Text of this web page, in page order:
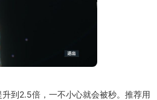
到2.5倍，一不小心就会被秒。推荐用